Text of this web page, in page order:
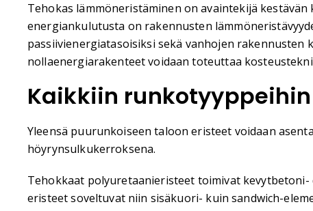
Tehokas lämmöneristäminen on avaintekijä
energiankulutusta on rakennusten
passiivienergiatasoisiksi sekä vanhojen rakennusten
nollaenergiarakenteet voidaan toteuttaa
Kaikkiin runkotyyppeihin
Yleensä puurunkoiseen taloon eristeet voidaan
höyrynsulkukerroksena.
Tehokkaat polyuretaanieristeet toimivat
eristeet soveltuvat niin sisäkuori- kuin sandwich-